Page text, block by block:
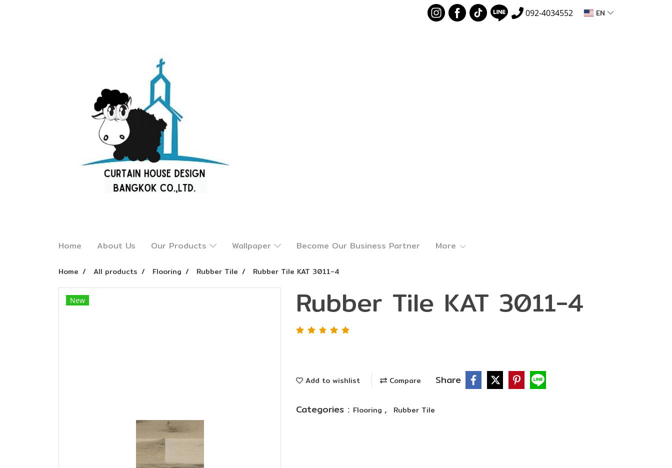
092-4034552 EN
Home About Us Our Products Wallpaper Become Our Business Partner More
Home All products Flooring Rubber Tile Rubber Tile KAT 3011-4
New Rubber Tile KAT 3011-4
Add to wishlist Compare Share
Categories : Flooring , Rubber Tile